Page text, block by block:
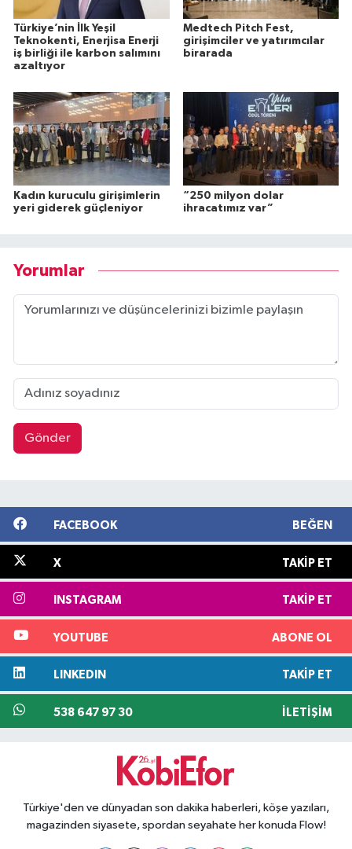
Türkiye’nin İlk Yeşil
Teknokenti, Enerjisa Enerji
iş birliği ile karbon salımını
azaltıyor
Medtech Pitch Fest,
girişimciler ve yatırımcılar
birarada
Kadın kuruculu girişimlerin
yeri giderek güçleniyor
“250 milyon dolar
ihracatımız var”
Yorumlar
Gönder
FACEBOOK BEĞEN
X TAKIP ET
INSTAGRAM TAKIP ET
YOUTUBE ABONE OL
LINKEDIN TAKIP ET
538 647 97 30 İLETIŞIM
Türkiye'den ve dünyadan son dakika haberleri, köşe yazıları,
magazinden siyasete, spordan seyahate her konuda Flow!